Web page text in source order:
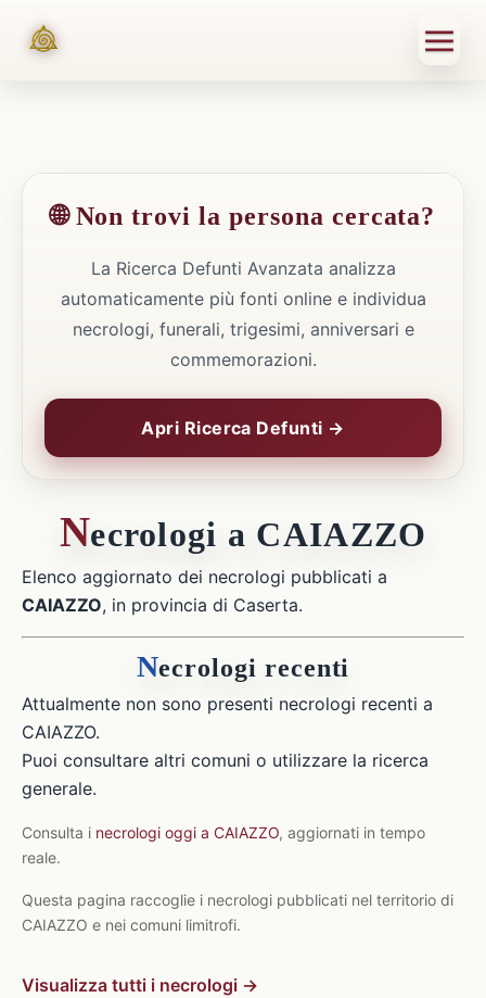
🌐 Non trovi la persona cercata?
La Ricerca Defunti Avanzata analizza
automaticamente più fonti online e individua
necrologi, funerali, trigesimi, anniversari e
commemorazioni.
Apri Ricerca Defunti →
Necrologi a CAIAZZO
Elenco aggiornato dei necrologi pubblicati a
CAIAZZO, in provincia di Caserta.
Necrologi recenti
Attualmente non sono presenti necrologi recenti a
CAIAZZO.
Puoi consultare altri comuni o utilizzare la ricerca
generale.
Consulta i necrologi oggi a CAIAZZO, aggiornati in tempo
reale.
Questa pagina raccoglie i necrologi pubblicati nel territorio di
CAIAZZO e nei comuni limitrofi.
Visualizza tutti i necrologi →